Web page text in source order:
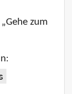
zum